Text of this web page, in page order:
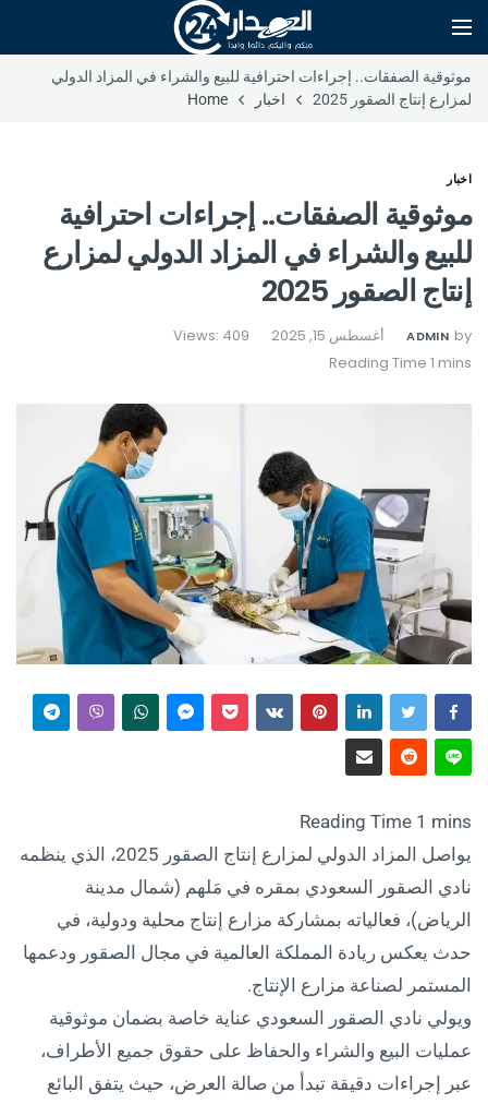
موثوقية الصفقات.. إجراءات احترافية للبيع والشراء في المزاد الدولي
لمزارع إنتاج الصقور 2025
اخبار Home
اخبار
موثوقية الصفقات.. إجراءات احترافية
للبيع والشراء في المزاد الدولي لمزارع
إنتاج الصقور 2025
by
ADMIN أغسطس 15, 2025 Views: 409
يواصل المزاد الدولي لمزارع إنتاج الصقور 2025، الذي ينظمه
نادي الصقور السعودي بمقره في مَلهم (شمال مدينة
الرياض)، فعالياته بمشاركة مزارع إنتاج محلية ودولية، في
حدث يعكس ريادة المملكة العالمية في مجال الصقور ودعمها
المستمر لصناعة مزارع الإنتاج.
ويولي نادي الصقور السعودي عناية خاصة بضمان موثوقية
عمليات البيع والشراء والحفاظ على حقوق جميع الأطراف،
عبر إجراءات دقيقة تبدأ من صالة العرض، حيث يتفق البائع